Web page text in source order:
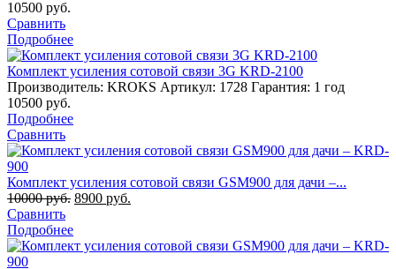
10500 руб.
Сравнить
Подробнее
Комплект усиления сотовой связи 3G KRD-2100
Производитель: KROKS Артикул: 1728 Гарантия: 1 год
10500 руб.
Подробнее
Сравнить
Комплект усиления сотовой связи GSM900 для дачи –...
10000руб. 8900 руб.
Сравнить
Подробнее